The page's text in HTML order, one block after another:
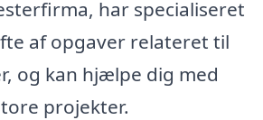
har specialiseret
af opgaver relateret til
og kan hjælpe dig med
projekter.